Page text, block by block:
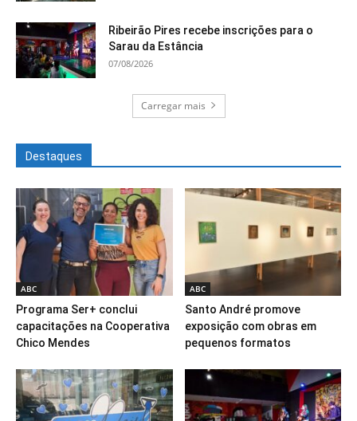
Ribeirão Pires recebe inscrições para o
Sarau da Estância
07/08/2026
Carregar mais
Destaques
ABC
Programa Ser+ conclui
capacitações na Cooperativa
Chico Mendes
ABC
Santo André promove
exposição com obras em
pequenos formatos